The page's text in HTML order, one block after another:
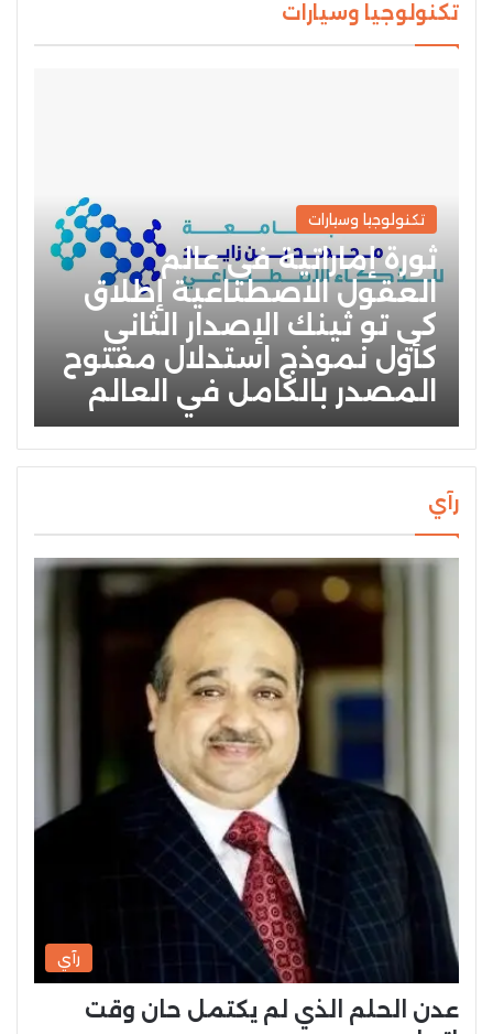
تكنولوجيا وسيارات
تكنولوجيا وسيارات
ثورة إماراتية في عالم
العقول الاصطناعية إطلاق
كي تو ثينك الإصدار الثاني
كأول نموذج استدلال مفتوح
المصدر بالكامل في العالم
رآي
رآي
عدن الحلم الذي لم يكتمل حان وقت